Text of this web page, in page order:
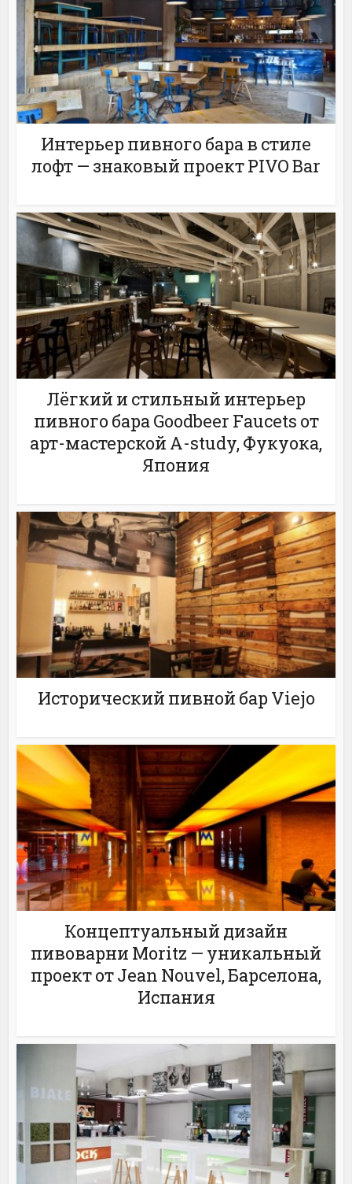
Интерьер пивного бара в стиле
лофт — знаковый проект PIVO Bar
Лёгкий и стильный интерьер
пивного бара Goodbeer Faucets от
арт-мастерской A-study, Фукуока,
Япония
Исторический пивной бар Viejo
Концептуальный дизайн
пивоварни Moritz — уникальный
проект от Jean Nouvel, Барселона,
Испания